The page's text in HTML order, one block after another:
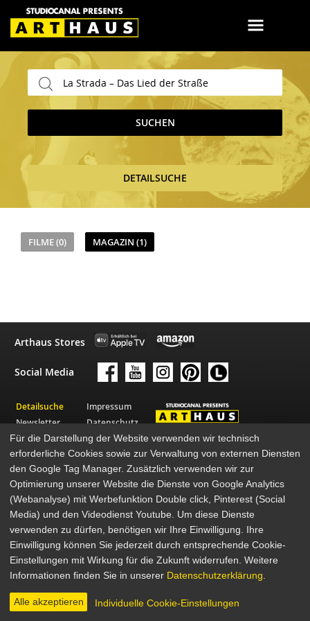
SUCHEN
DETAILSUCHE
FILME (0) MAGAZIN (1)
Arthaus Stores
Social Media
Detailsuche
Newsletter
Über Arthaus
Presse
Impressum
Datenschutz
AGB
© 2026 STUDIOCANAL GmbH
Für die Darstellung der Website verwenden wir technisch
erforderliche Cookies sowie zur Verwaltung von externen Diensten
den Google Tag Manager. Zusätzlich verwenden wir zur
Optimierung unserer Website die Dienste von Google Analytics
(Webanalyse) mit Werbefunktion Double click, Pinterest (Social
Media) und den Videodienst Youtube. Um diese Dienste
verwenden zu dürfen, benötigen wir Ihre Einwilligung. Ihre
Einwilligung können Sie jederzeit durch entsprechende Cookie-
Einstellungen mit Wirkung für die Zukunft widerrufen. Weitere
Informationen finden Sie in unserer Datenschutzerklärung
Alle akzeptieren Individuelle Cookie-Einstellungen